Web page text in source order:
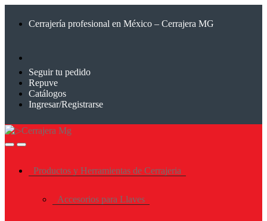
Cerrajería profesional en México – Cerrajera MG
Seguir tu pedido
Repuve
Catálogos
Ingresar/Registrarse
Productos y Herramientas de Cerrajeria
Accesorios para Llaves